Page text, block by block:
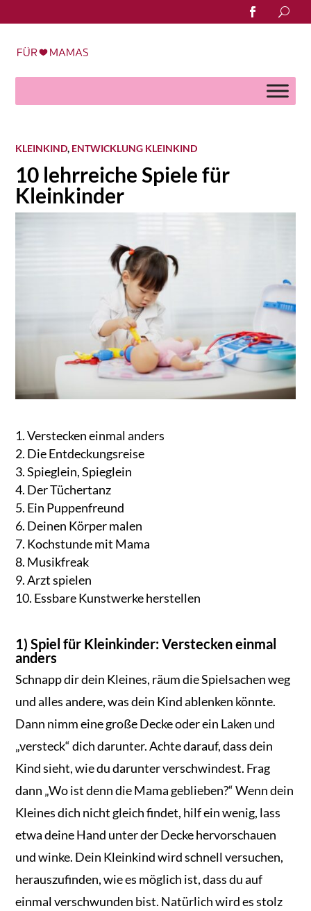
Search
for:
KLEINKIND, ENTWICKLUNG KLEINKIND
10 lehrreiche Spiele für
Kleinkinder
Verstecken einmal anders
Die Entdeckungsreise
Spieglein, Spieglein
Der Tüchertanz
Ein Puppenfreund
Deinen Körper malen
Kochstunde mit Mama
Musikfreak
Arzt spielen
Essbare Kunstwerke herstellen
1) Spiel für Kleinkinder: Verstecken einmal
anders
Schnapp dir dein Kleines, räum die Spielsachen weg
und alles andere, was dein Kind ablenken könnte.
Dann nimm eine große Decke oder ein Laken und
„versteck“ dich darunter. Achte darauf, dass dein
Kind sieht, wie du darunter verschwindest. Frag
dann „Wo ist denn die Mama geblieben?“ Wenn dein
Kleines dich nicht gleich findet, hilf ein wenig, lass
etwa deine Hand unter der Decke hervorschauen
und winke. Dein Kleinkind wird schnell versuchen,
herauszufinden, wie es möglich ist, dass du auf
einmal verschwunden bist. Natürlich wird es stolz